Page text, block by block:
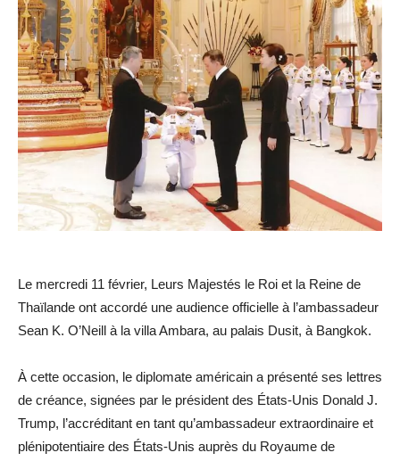
Le mercredi 11 février, Leurs Majestés le Roi et la Reine de
Thaïlande ont accordé une audience officielle à l’ambassadeur
Sean K. O’Neill à la villa Ambara, au palais Dusit, à Bangkok.
À cette occasion, le diplomate américain a présenté ses lettres
de créance, signées par le président des États-Unis Donald J.
Trump, l’accréditant en tant qu’ambassadeur extraordinaire et
plénipotentiaire des États-Unis auprès du Royaume de